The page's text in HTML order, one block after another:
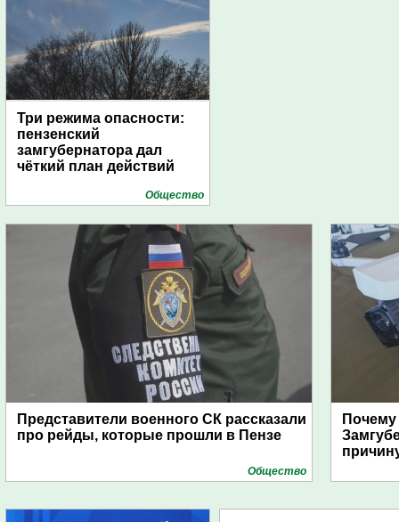
Три режима опасности:
пензенский
замгубернатора дал
чёткий план действий
Общество
Представители военного СК рассказали
про рейды, которые прошли в Пензе
Общество